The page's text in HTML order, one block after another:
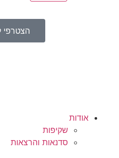
הצטרפי
אודות
שקיפות
סדנאות והרצאות